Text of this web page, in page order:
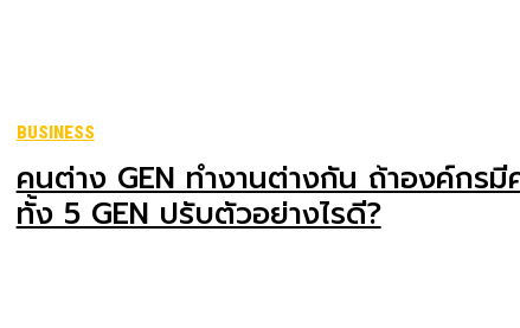
BUSINESS
คนต่าง GEN ทำงานต่างกัน ถ้าองค์กรมี
ทั้ง 5 GEN ปรับตัวอย่างไรดี?